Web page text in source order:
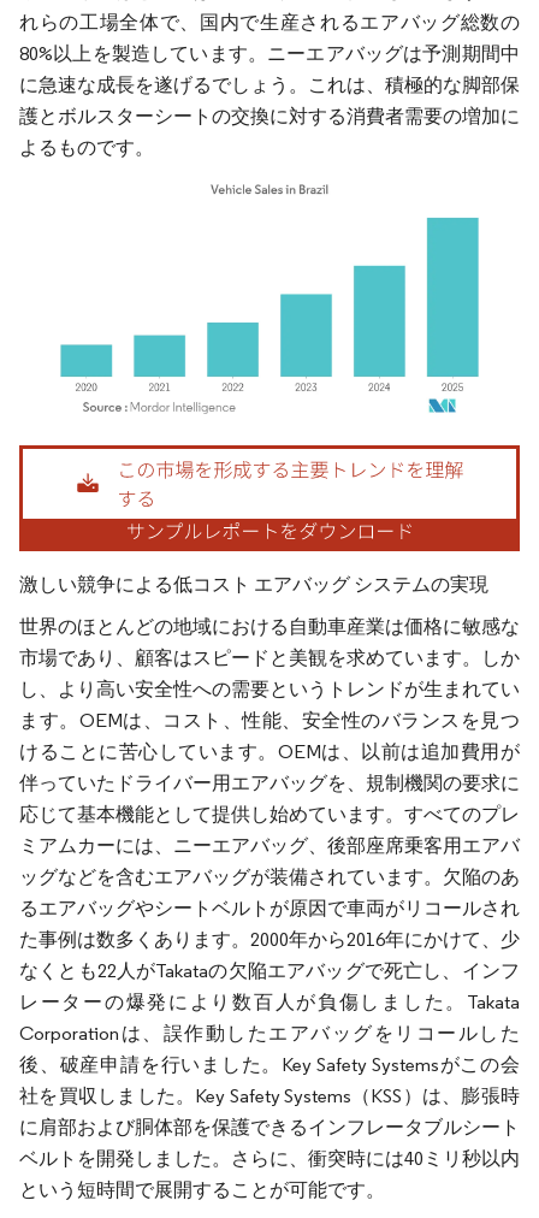
れらの工場全体で、国内で生産されるエアバッグ総数の
80%以上を製造しています。ニーエアバッグは予測期間中
に急速な成長を遂げるでしょう。これは、積極的な脚部保
護とボルスターシートの交換に対する消費者需要の増加に
よるものです。
画像 © Mordor Intelligence。再利用にはCC BY 4.0の表示が必要です。
激しい競争による低コスト エアバッグ システムの実現
世界のほとんどの地域における自動車産業は価格に敏感な
市場であり、顧客はスピードと美観を求めています。しか
し、より高い安全性への需要というトレンドが生まれてい
ます。OEMは、コスト、性能、安全性のバランスを見つ
けることに苦心しています。OEMは、以前は追加費用が
伴っていたドライバー用エアバッグを、規制機関の要求に
応じて基本機能として提供し始めています。すべてのプレ
ミアムカーには、ニーエアバッグ、後部座席乗客用エアバ
ッグなどを含むエアバッグが装備されています。欠陥のあ
るエアバッグやシートベルトが原因で車両がリコールされ
た事例は数多くあります。2000年から2016年にかけて、少
なくとも22人がTakataの欠陥エアバッグで死亡し、インフ
レーターの爆発により数百人が負傷しました。Takata
Corporationは、誤作動したエアバッグをリコールした
後、破産申請を行いました。Key Safety Systemsがこの会
社を買収しました。Key Safety Systems（KSS）は、膨張時
に肩部および胴体部を保護できるインフレータブルシート
ベルトを開発しました。さらに、衝突時には40ミリ秒以内
という短時間で展開することが可能です。